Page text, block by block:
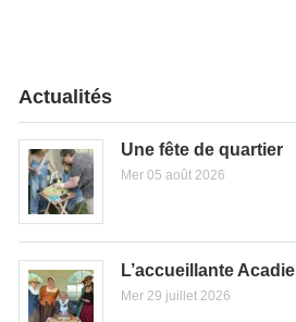
Actualités
Une fête de quartier
Mer 05 août 2026
L’accueillante Acadie
Mer 29 juillet 2026